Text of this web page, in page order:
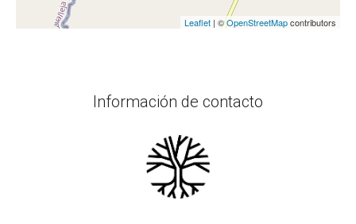
Leaflet | ©OpenStreetMapcontributors
Información de contacto